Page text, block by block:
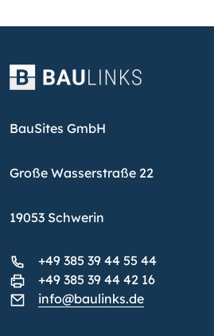
BauSites GmbH
Große Wasserstraße 22
19053 Schwerin
+49 385 39 44 55 44
+49 385 39 44 42 16
info@baulinks.de